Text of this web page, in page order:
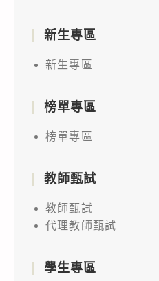
力
競
賽
獎
單
新生專區
新生專區
榜單專區
榜單專區
教師甄試
教師甄試
代理教師甄試
學生專區